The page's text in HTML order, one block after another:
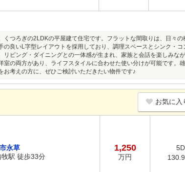
くつろぎの2LDKの平屋建て住宅です。フラットな間取りは、日々
の良いL字型レイアウトを採用しており、調理スペースとシンク・
リビング・ダイニングとの一体感が生まれ、家族と会話を楽しみな
室の両方があり、ライフスタイルに合わせた使い分けが可能です。
お考えの方に、ぜひご検討いただきたい物件です♪
お気に入
永草
駅 徒歩33分
1,250
万円